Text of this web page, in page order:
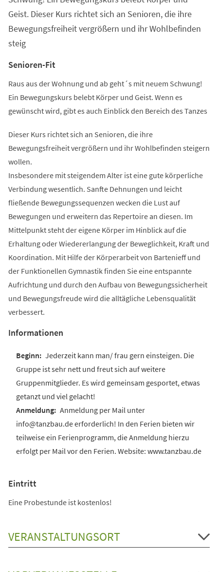
Geist. Dieser Kurs richtet sich an Senioren, die ihre
Bewegungsfreiheit vergrößern und ihr Wohlbefinden
steig
Senioren-Fit
Raus aus der Wohnung und ab geht´s mit neuem Schwung!
Ein Bewegungskurs belebt Körper und Geist. Wenn es
gewünscht wird, gibt es auch Einblick den Bereich des Tanzes
Dieser Kurs richtet sich an Senioren, die ihre
Bewegungsfreiheit vergrößern und ihr Wohlbefinden steigern
wollen.
Insbesondere mit steigendem Alter ist eine gute körperliche
Verbindung wesentlich. Sanfte Dehnungen und leicht
fließende Bewegungssequenzen wecken die Lust auf
Bewegungen und erweitern das Repertoire an diesen. Im
Mittelpunkt steht der eigene Körper im Hinblick auf die
Erhaltung oder Wiedererlangung der Beweglichkeit, Kraft und
Koordination. Mit Hilfe der Körperarbeit von Bartenieff und
der Funktionellen Gymnastik finden Sie eine entspannte
Aufrichtung und durch den Aufbau von Bewegungssicherheit
und Bewegungsfreude wird die alltägliche Lebensqualität
verbessert.
Informationen
Jederzeit kann man/ frau gern einsteigen. Die
Gruppe ist sehr nett und freut sich auf weitere
Gruppenmitglieder. Es wird gemeinsam gesportet, etwas
getanzt und viel gelacht!
Anmeldung per Mail unter
info@tanzbau.de erforderlich! In den Ferien bieten wir
teilweise ein Ferienprogramm, die Anmeldung hierzu
erfolgt per Mail vor den Ferien. Website: www.tanzbau.de
Eintritt
Eine Probestunde ist kostenlos!
VERANSTALTUNGSORT